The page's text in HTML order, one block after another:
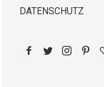
DATENSCHUTZ